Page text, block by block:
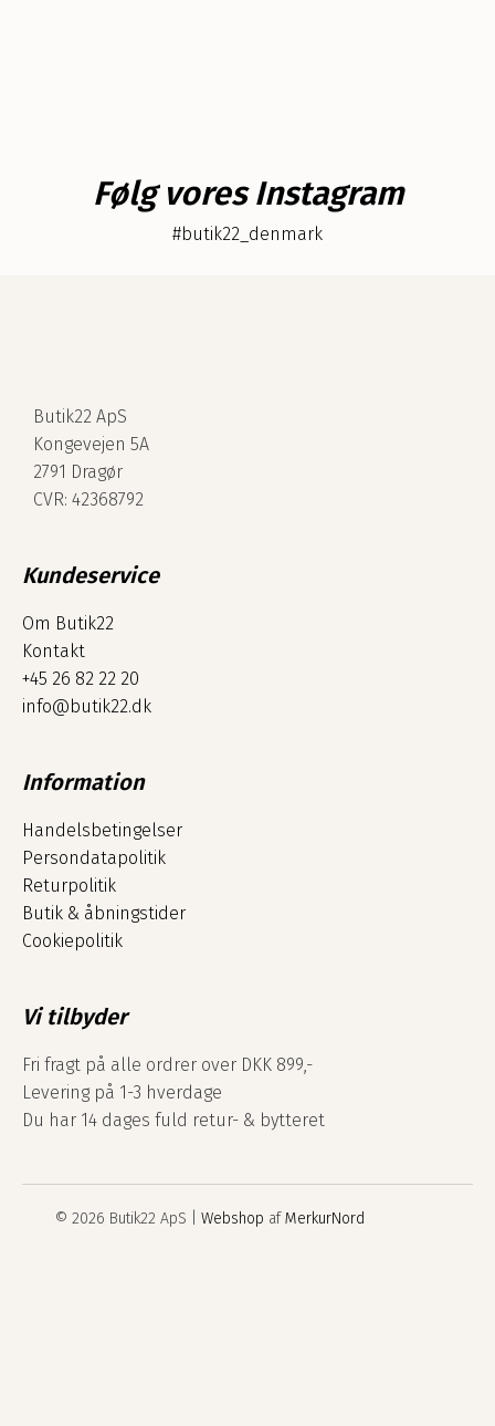
Følg vores Instagram
#butik22_denmark
Butik22 ApS
Kongevejen 5A
2791 Dragør
CVR: 42368792
Kundeservice
Om Butik22
Kontakt
+45 26 82 22 20
info@butik22.dk
Information
Handelsbetingelser
Persondatapolitik
Returpolitik
Butik & åbningstider
Cookiepolitik
Vi tilbyder
Fri fragt på alle ordrer over DKK 899,-
Levering på 1-3 hverdage
Du har 14 dages fuld retur- & bytteret
© 2026 Butik22 ApS | Webshop afMerkurNord